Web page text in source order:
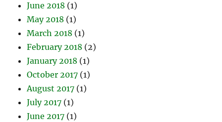
June 2018 (1)
May 2018 (1)
March 2018 (1)
February 2018 (2)
January 2018 (1)
October 2017 (1)
August 2017 (1)
July 2017 (1)
June 2017 (1)